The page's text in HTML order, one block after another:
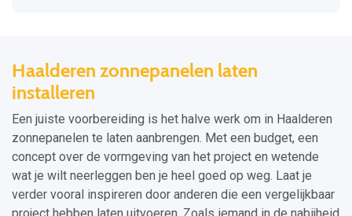
Haalderen zonnepanelen laten
installeren
Een juiste voorbereiding is het halve werk om in Haalderen
zonnepanelen te laten aanbrengen. Met een budget, een
concept over de vormgeving van het project en wetende
wat je wilt neerleggen ben je heel goed op weg. Laat je
verder vooral inspireren door anderen die een vergelijkbaar